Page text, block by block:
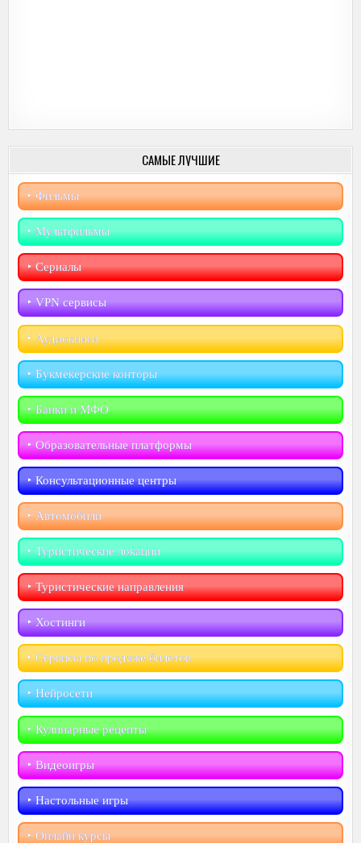
САМЫЕ ЛУЧШИЕ
‣︎ Фильмы
‣︎ Мультфильмы
‣︎ Сериалы
‣︎ VPN сервисы
‣︎ Аудиокниги
‣︎ Букмекерские конторы
‣︎ Банки и МФО
‣︎ Образовательные платформы
‣︎ Консультационные центры
‣︎ Автомобили
‣︎ Туристические локации
‣︎ Туристические направления
‣︎ Хостинги
‣︎ Сервисы по продаже билетов
‣︎ Нейросети
‣︎ Кулинарные рецепты
‣︎ Видеоигры
‣︎ Настольные игры
‣︎ Онлайн курсы